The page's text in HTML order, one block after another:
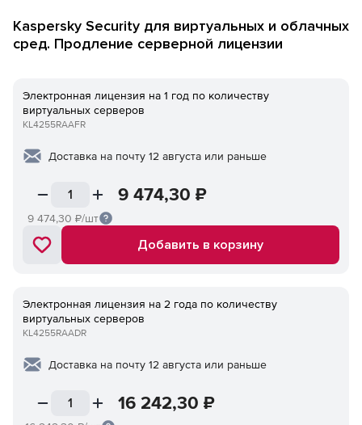
Kaspersky Security для виртуальных и облачных
сред. Продление серверной лицензии
Электронная лицензия на 1 год по количеству
виртуальных серверов
KL4255RAAFR
Доставка на почту 12 августа или раньше
9 474,30 ₽/шт
9 474,30 ₽
Добавить в корзину
Электронная лицензия на 2 года по количеству
виртуальных серверов
KL4255RAADR
Доставка на почту 12 августа или раньше
16 242,30 ₽